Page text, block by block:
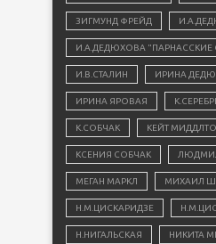
ЗИГМУНД ФРЕЙД
И.А.ДЕДЮХОВА "ПАРНАССКИЕ
И.В.СТАЛИН ИРИНА
ИРИНА ЯРОВАЯ
К.СОБЧАК КЕЙТ
КСЕНИЯ СОБЧАК
МЕГАН МАРКЛ МИХАИЛ
Н.М.ЦИСКАРИДЗЕ
Н.НИГАЛЬСКАЯ НИКИТА